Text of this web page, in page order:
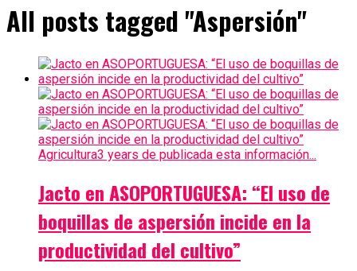
All posts tagged "Aspersión"
Agricultura3 years de publicada esta información...
Jacto en ASOPORTUGUESA: “El uso de
boquillas de aspersión incide en la
productividad del cultivo”